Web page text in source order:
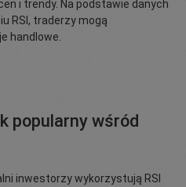
i trendy. Na podstawie danych
RSI, traderzy mogą
handlowe.
popularny wśród
inwestorzy wykorzystują RSI